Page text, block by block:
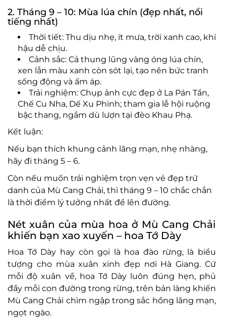
2. Tháng 9 – 10: Mùa lúa chín (đẹp nhất, nổi
tiếng nhất)
Thời tiết: Thu dịu nhẹ, ít mưa, trời xanh cao, khí
hậu dễ chịu.
Cảnh sắc: Cả thung lũng vàng óng lúa chín,
xen lẫn màu xanh còn sót lại, tạo nên bức tranh
sống động và ấm áp.
Trải nghiệm: Chụp ảnh cực đẹp ở La Pán Tẩn,
Chế Cu Nha, Dế Xu Phình; tham gia lễ hội ruộng
bậc thang, ngắm dù lượn tại đèo Khau Phạ.
Kết luận:
Nếu bạn thích khung cảnh lãng mạn, nhẹ nhàng,
hãy đi tháng 5 – 6.
Còn nếu muốn trải nghiệm trọn vẹn vẻ đẹp trứ
danh của Mù Cang Chải, thì tháng 9 – 10 chắc chắn
là thời điểm lý tưởng nhất để lên đường.
Nét xuân của mùa hoa ở Mù Cang Chải
khiến bạn xao xuyến – hoa Tớ Dày
Hoa Tớ Dày hay còn gọi là hoa đào rừng, là biểu
tượng cho mùa xuân xinh đẹp nơi Hà Giang. Cứ
mỗi độ xuân về, hoa Tớ Dày luôn đúng hẹn, phủ
đầy mỗi con đường trong rừng, trên bản làng khiến
Mù Cang Chải chìm ngập trong sắc hồng lãng mạn,
ngọt ngào.